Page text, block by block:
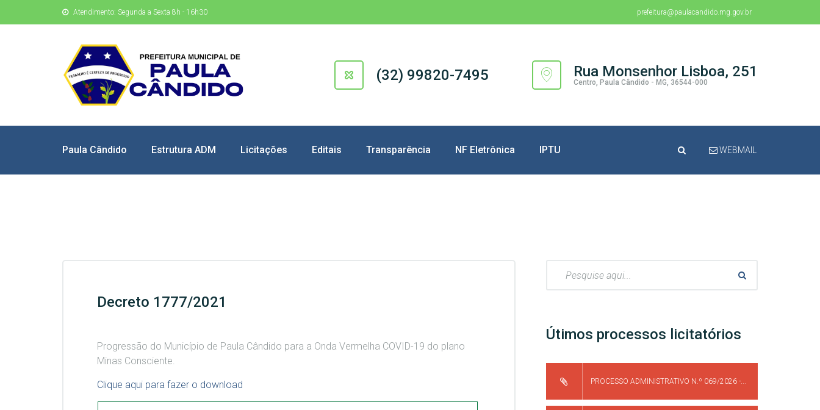
Atendimento: Segunda a Sexta 8h - 16h30 prefeitura@paulacandido.mg.gov.br
(32) 99820-7495 Rua Monsenhor Lisboa, 251
Centro, Paula Cândido - MG, 36544-000
Paula Cândido Estrutura ADM Licitações Editais Transparência NF Eletrônica IPTU WEBMAIL
Decreto 1777/2021
Progressão do Município de Paula Cândido para a Onda Vermelha COVID-19 do plano
Minas Consciente.
Clique aqui para fazer o download
Útimos processos licitatórios
PROCESSO ADMINISTRATIVO N.º 069/2026 -...